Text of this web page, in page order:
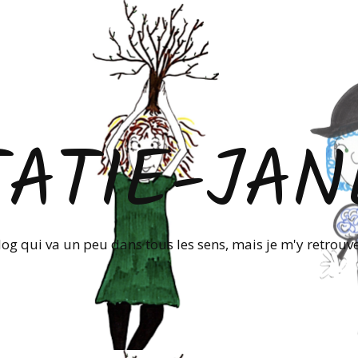
qui va un peu dans tous les sens, mais je m'y